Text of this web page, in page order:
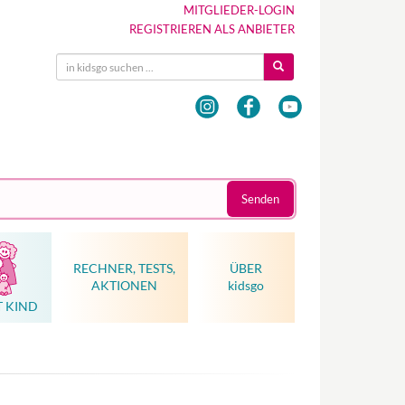
MITGLIEDER-LOGIN
REGISTRIEREN ALS ANBIETER
Senden
KIND
RECHNER, TESTS,
AKTIONEN
ÜBER
kidsgo